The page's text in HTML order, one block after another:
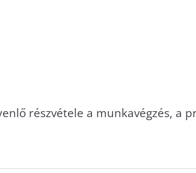
részvétele a munkavégzés, a